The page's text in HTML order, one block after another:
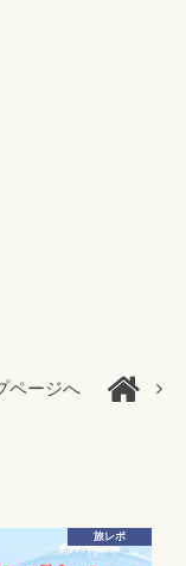
ページへ
旅レポ